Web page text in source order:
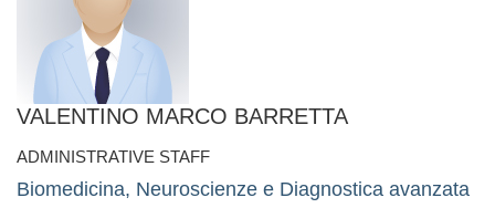
VALENTINO MARCO BARRETTA
ADMINISTRATIVE STAFF
Biomedicina, Neuroscienze e Diagnostica avanzata